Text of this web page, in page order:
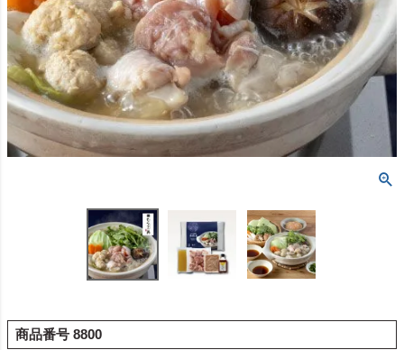
商品番号 8800